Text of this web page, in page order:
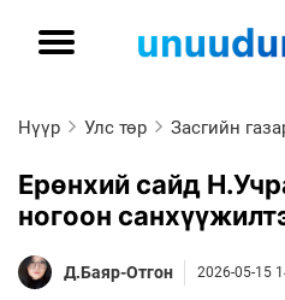
Нүүр Улс төр Засгийн
Ерөнхий сайд
ногоон
Д.Баяр-Отгон 2026-05-15